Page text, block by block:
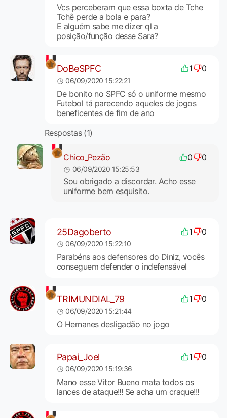
Vcs perceberam que essa boxta de Tche
Tchê perde a bola e para?
E alguém sabe me dizer ql a
posição/função desse Sara?
DoBeSPFC 1 0
06/09/2020 15:22:21
De bonito no SPFC só o uniforme mesmo
Futebol tá parecendo aqueles de jogos
beneficentes de fim de ano
Respostas (1)
Chico_Pezão 0 0
06/09/2020 15:25:53
Sou obrigado a discordar. Acho esse
uniforme bem esquisito.
25Dagoberto 1 0
06/09/2020 15:22:10
Parabéns aos defensores do Diniz, vocês
conseguem defender o indefensável
TRIMUNDIAL_79 1 0
06/09/2020 15:21:44
O Hernanes desligadão no jogo
Papai_Joel 1 0
06/09/2020 15:19:36
Mano esse Vitor Bueno mata todos os
lances de ataque!!! Se acha um craque!!!